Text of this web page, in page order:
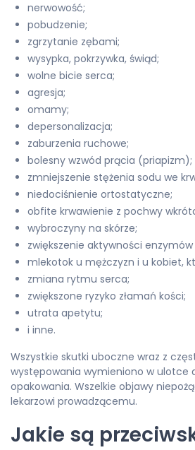
nerwowość;
pobudzenie;
zgrzytanie zębami;
wysypka, pokrzywka, świąd;
wolne bicie serca;
agresja;
omamy;
depersonalizacja;
zaburzenia ruchowe;
bolesny wzwód prącia (priapizm);
zmniejszenie stężenia sodu we
niedociśnienie ortostatyczne;
obfite krwawienie z pochwy
wybroczyny na skórze;
zwiększenie aktywności
mlekotok u mężczyzn i u kobiet,
zmiana rytmu serca;
zwiększone ryzyko złamań kości;
utrata apetytu;
i inne.
Wszystkie skutki uboczne wraz z
występowania wymieniono w ulotce
opakowania. Wszelkie objawy
lekarzowi prowadzącemu.
Jakie są